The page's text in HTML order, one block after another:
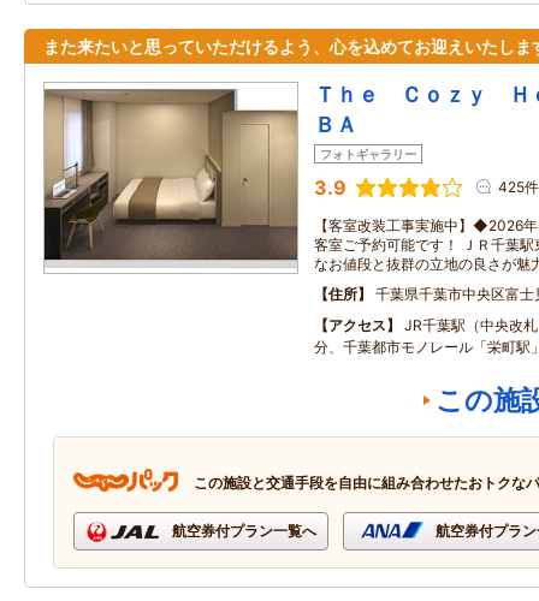
また来たいと思っていただけるよう、心を込めてお迎えいたしま
Ｔｈｅ Ｃｏｚｙ Ｈ
ＢＡ
フォトギャラリー
3.9 425件
【客室改装工事実施中】◆2026
客室ご予約可能です！ ＪＲ千葉
なお値段と抜群の立地の良さが魅
住所
千葉県千葉市中央区富
アクセス
JR千葉駅（中央改
分、千葉都市モノレール「栄町駅
この施
この施設と交通手段を自由に組み合わせたおトクな
航空券付プラン一覧へ 航空券付プラ